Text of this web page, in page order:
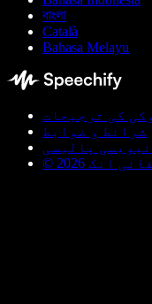
বাংলা
Català
Bahasa Melayu
کی ترجیحات
شرائط و ضوابط
پالیسی
انک 2026